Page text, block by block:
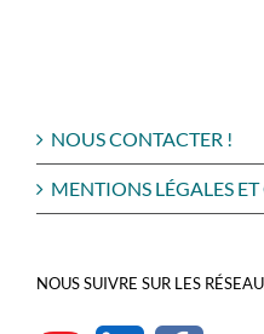
NOUS CONTACTER !
MENTIONS LÉGALES ET
NOUS SUIVRE SUR LES